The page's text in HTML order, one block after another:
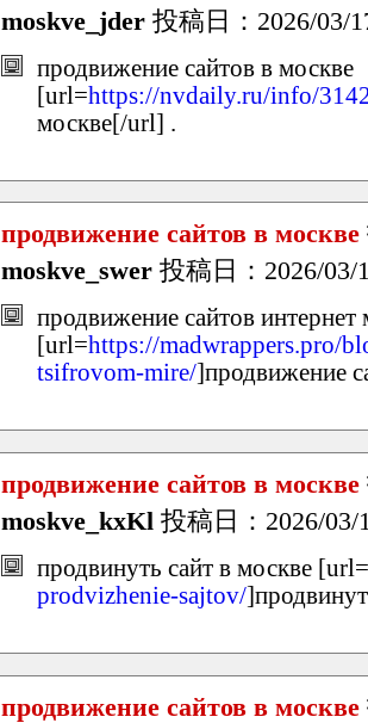
moskve_jder 投稿日：2026/03/
продвижение сайтов в москве
[url=https://nvdaily.ru/info/
москве[/url] .
продвижение сайтов в москве
moskve_swer 投稿日：2026/03/
продвижение сайтов интернет
[url=https://madwrappers.pro/
tsifrovom-mire/]продвижение
продвижение сайтов в москве
moskve_kxKl 投稿日：2026/03/
продвинуть сайт в москве [url=
prodvizhenie-sajtov/
продвижение сайтов в москве